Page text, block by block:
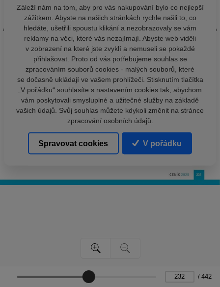
/ 442
Záleží nám na tom, aby pro vás nakupování bylo co nejlepší
zážitkem. Abyste na našich stránkách rychle našli to, co
hledáte, ušetřili spoustu klikání a nezobrazovaly se vám
reklamy na věci, které vás nezajímají. Abyste web viděli
v zobrazení na které jste zvyklí a nemuseli se pokaždé
přihlašovat. Proto od vás potřebujeme souhlas se
zpracováním souborů cookies - malých souborů, které
se dočasně ukládají ve vašem prohlížeči. Stisknutím tlačítka
„V pořádku“ souhlasíte s nastavením cookies tak, abychom
vám poskytovali smysluplné a užitečné služby na základě
vašich údajů. Svůj souhlas můžete kdykoli změnit na stránce
zpracování osobních údajů.
Spravovat cookies V pořádku